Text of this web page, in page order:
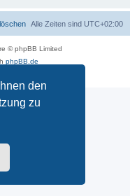
den
zu
Alle Zeiten sind UTC+02:00
© phpBB Limited
phpBB.de